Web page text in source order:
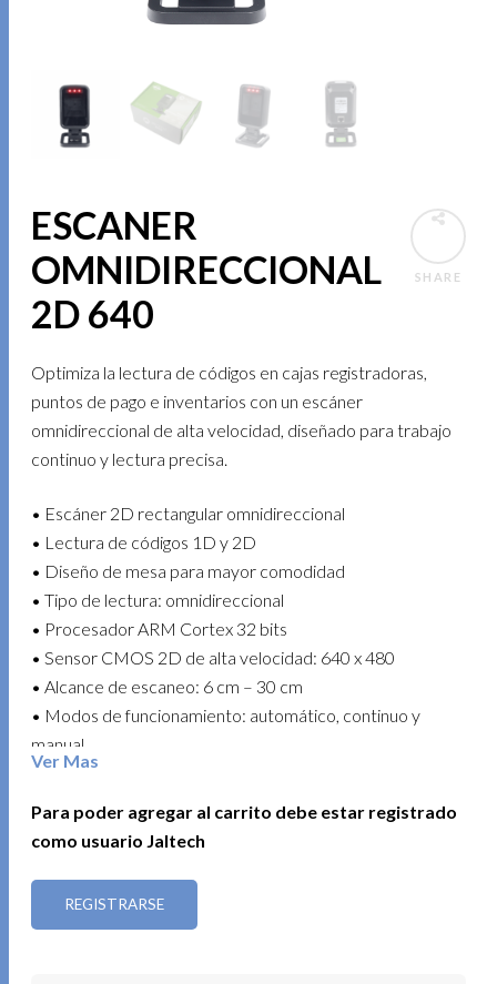
SHARE
ESCANER
OMNIDIRECCIONAL
2D 640
Optimiza la lectura de códigos en cajas registradoras,
puntos de pago e inventarios con un escáner
omnidireccional de alta velocidad, diseñado para trabajo
continuo y lectura precisa.
• Escáner 2D rectangular omnidireccional
• Lectura de códigos 1D y 2D
• Diseño de mesa para mayor comodidad
• Tipo de lectura: omnidireccional
• Procesador ARM Cortex 32 bits
• Sensor CMOS 2D de alta velocidad: 640 x 480
• Alcance de escaneo: 6 cm – 30 cm
• Modos de funcionamiento: automático, continuo y
manual
• Botón obturador integrado
• Alimentación: 5 V / 1 A
• Corriente de funcionamiento: 335 mA
Ver Mas
Para poder agregar al carrito debe estar registrado
como usuario Jaltech
REGISTRARSE